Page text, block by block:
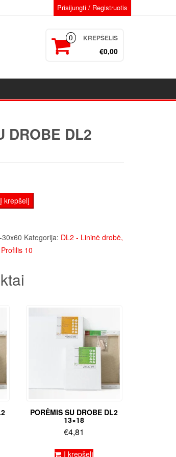
Prisijungti / Registruotis
0 KREPŠELIS
€0,00
DROBE DL2
Porėmis su drobe DL2 30x60
Į krepšelį
Kategorija: DL2 - Lininė drobė,
10
PORĖMIS SU DROBE DL2
13×18
€4,81
Į krepšelį